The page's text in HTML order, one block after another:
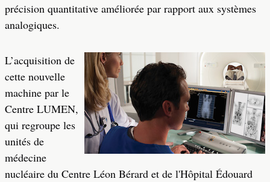
précision quantitative améliorée par rapport aux systèmes
analogiques.
L’acquisition de
cette nouvelle
machine par le
Centre LUMEN,
qui regroupe les
unités de
médecine
nucléaire du Centre Léon Bérard et de l'Hôpital Édouard